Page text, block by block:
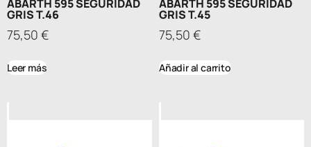
ABARTH 595 SEGURIDAD
GRIS T.46
75,50 €
Leer más
ABARTH 595 SEGURIDAD
GRIS T.45
75,50 €
Añadir al carrito